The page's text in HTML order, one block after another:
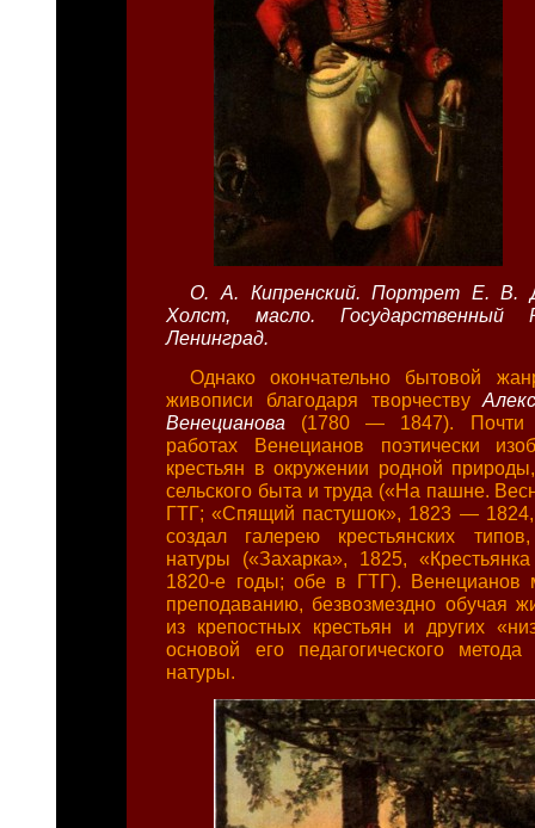
О. А. Кипренский. Портрет Е. В.
Холст, масло. Государственный
Ленинград.
Однако окончательно бытовой
живописи благодаря творчеству
Венецианова (1780 — 1847). Почти
работах Венецианов поэтически
крестьян в окружении родной
сельского быта и труда («На пашне.
ГТГ; «Спящий пастушок», 1823 —
создал галерею крестьянских
натуры («Захарка», 1825,
1820-е годы; обе в ГТГ). Венецианов
преподаванию, безвозмездно обучая
из крепостных крестьян и других
основой его педагогического
натуры.